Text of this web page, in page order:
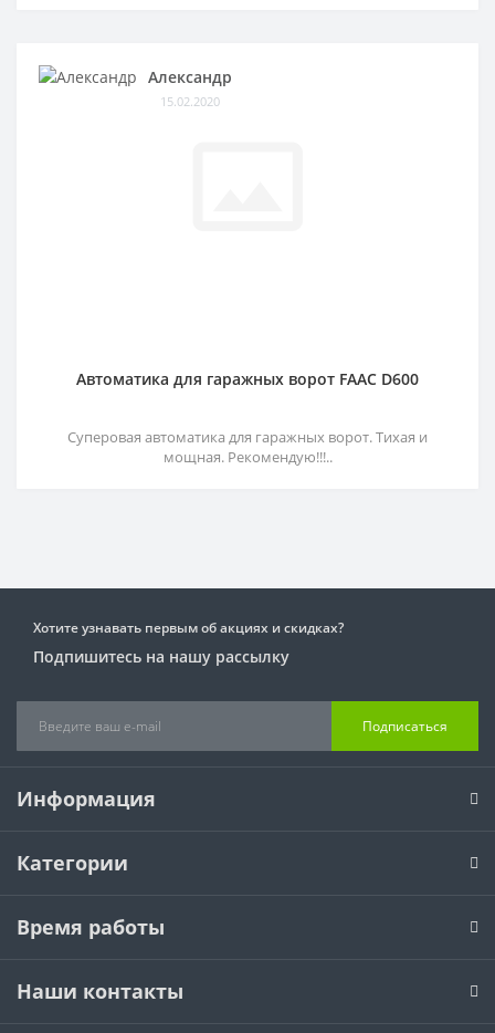
Александр
15.02.2020
Автоматика для гаражных ворот FAAC D600
Суперовая автоматика для гаражных ворот. Тихая и
мощная. Рекомендую!!!..
Хотите узнавать первым об акциях и скидках?
Подпишитесь на нашу рассылку
Подписаться
Информация
Категории
Время работы
Наши контакты